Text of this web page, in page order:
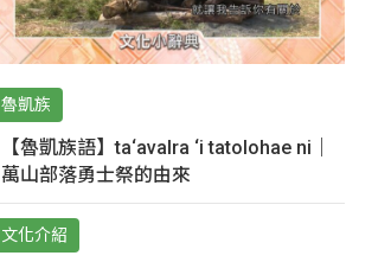
魯凱族
【魯凱族語】ta‘avalra ‘i tatolohae ni｜
萬山部落勇士祭的由來
文化介紹